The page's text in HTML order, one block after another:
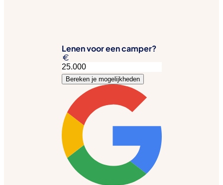
Lenen voor een camper?
Bereken je mogelijkheden